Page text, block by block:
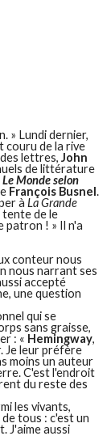
» Lundi dernier,
couru de la rive
des lettres,John
de littérature
Le Monde selon
François Busnel.
àLa Grande
tente de le
patron ! » Il n'a
conteur nous
nous narrant ses
accepté
une question
qui se
sans graisse,
: « Heming­way,
Je leur préfère
moins un auteur
C'est l'endroit
du reste des
les vivants,
tous : c'est un
J'aime aussi